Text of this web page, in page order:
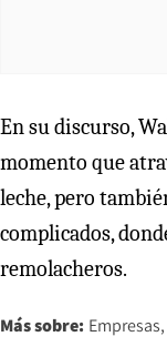
En su discurso,
momento que
leche, pero
complicados,
remolacheros.
Más sobre: Empresas